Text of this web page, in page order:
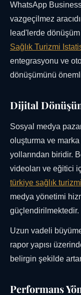
WhatsApp
vazgeçilmez
lead'lerde
Sağlık Turizmi
entegrasyonu ve
dönüşümünü
Dijital
Sosyal medya
oluşturma ve
yollarından biridir.
videoları ve eğitici
türkiye sağlık
medya yönetimi
güçlendirilmektedir.
Uzun vadeli
rapor yapısı
belirgin şekilde
Performans